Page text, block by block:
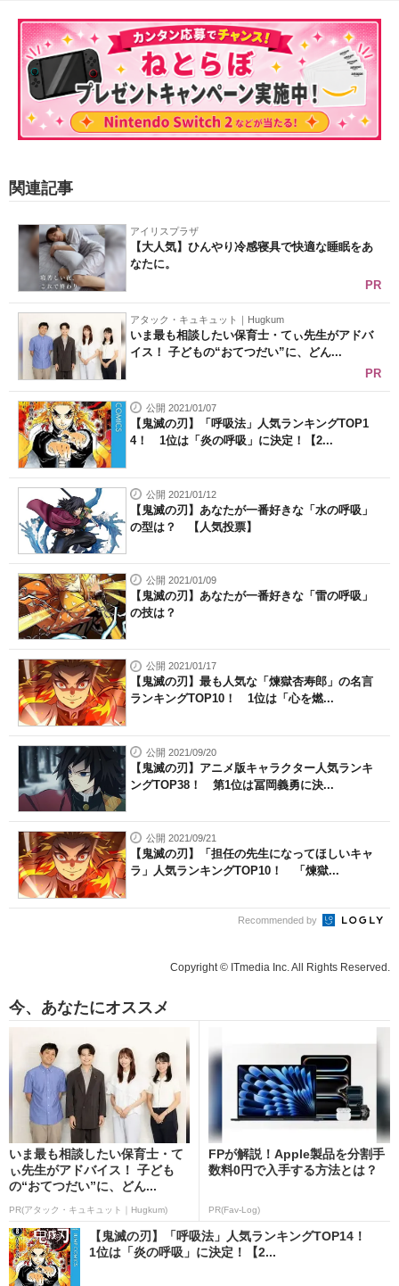
関連記事
アイリスプラザ
【大人気】ひんやり冷感寝具で快適な睡眠をあ
なたに。
PR
アタック・キュキュット｜Hugkum
いま最も相談したい保育士・てぃ先生がアドバ
イス！ 子どもの“おてつだい”に、どん...
PR
公開 2021/01/07
【鬼滅の刃】「呼吸法」人気ランキングTOP1
4！ 1位は「炎の呼吸」に決定！【2...
公開 2021/01/12
【鬼滅の刃】あなたが一番好きな「水の呼吸」
の型は？ 【人気投票】
公開 2021/01/09
【鬼滅の刃】あなたが一番好きな「雷の呼吸」
の技は？
公開 2021/01/17
【鬼滅の刃】最も人気な「煉獄杏寿郎」の名言
ランキングTOP10！ 1位は「心を燃...
公開 2021/09/20
【鬼滅の刃】アニメ版キャラクター人気ランキ
ングTOP38！ 第1位は冨岡義勇に決...
公開 2021/09/21
【鬼滅の刃】「担任の先生になってほしいキャ
ラ」人気ランキングTOP10！ 「煉獄...
Recommended by
Copyright © ITmedia Inc. All Rights Reserved.
今、あなたにオススメ
いま最も相談したい保育士・て
ぃ先生がアドバイス！ 子ども
の“おてつだい”に、どん...
PR(アタック・キュキュット｜Hugkum)
FPが解説！Apple製品を分割手
数料0円で入手する方法とは？
PR(Fav-Log)
【鬼滅の刃】「呼吸法」人気ランキングTOP14！
1位は「炎の呼吸」に決定！【2...